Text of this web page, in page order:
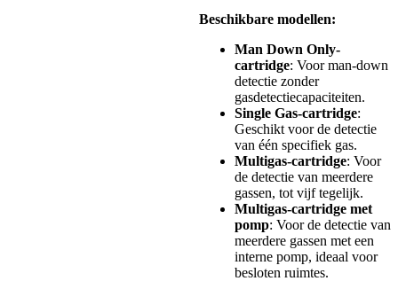
Beschikbare modellen:
Man Down Only-
cartridge: Voor man-down
detectie zonder
gasdetectiecapaciteiten.
Single Gas-cartridge:
Geschikt voor de detectie
van één specifiek gas.
Multigas-cartridge: Voor
de detectie van meerdere
gassen, tot vijf tegelijk.
Multigas-cartridge met
pomp: Voor de detectie van
meerdere gassen met een
interne pomp, ideaal voor
besloten ruimtes.